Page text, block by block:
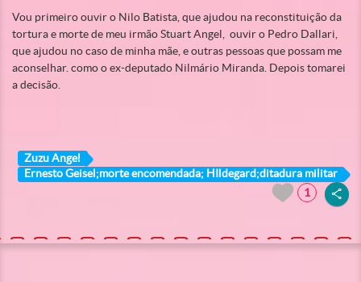
Vou primeiro ouvir o Nilo Batista, que ajudou na reconstituição da
tortura e morte de meu irmão Stuart Angel, ouvir o Pedro Dallari,
que ajudou no caso de minha mãe, e outras pessoas que possam me
aconselhar. como o ex-deputado Nilmário Miranda. Depois tomarei
a decisão.
Zuzu Angel
Ernesto Geisel;morte encomendada; HIldegard;ditadura militar
1